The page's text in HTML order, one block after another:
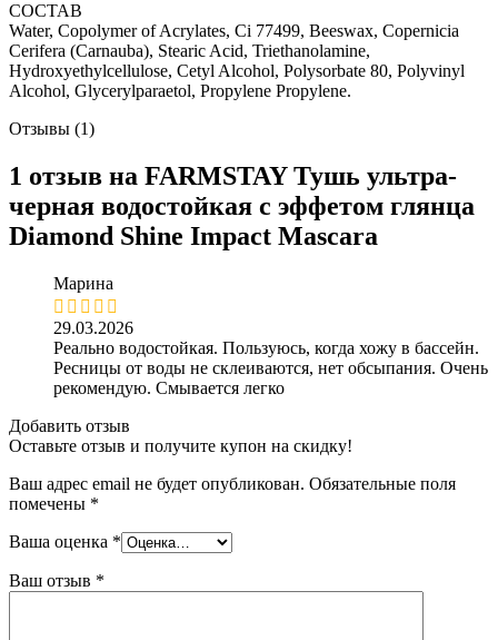
СОСТАВ
Water, Copolymer of Acrylates, Ci 77499, Beeswax, Copernicia
Cerifera (Carnauba), Stearic Acid, Triethanolamine,
Hydroxyethylcellulose, Cetyl Alcohol, Polysorbate 80, Polyvinyl
Alcohol, Glycerylparaetol, Propylene Propylene.
Отзывы (1)
1 отзыв на FARMSTAY Тушь ультра-
черная водостойкая с эффетом глянца
Diamond Shine Impact Mascara
Марина
29.03.2026
Реально водостойкая. Пользуюсь, когда хожу в бассейн.
Ресницы от воды не склеиваются, нет обсыпания. Очень
рекомендую. Смывается легко
Добавить отзыв
Оставьте отзыв и получите купон на скидку!
Ваш адрес email не будет опубликован. Обязательные поля
помечены *
Ваша оценка *
Ваш отзыв *